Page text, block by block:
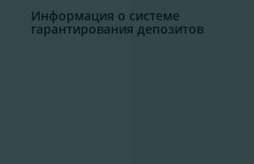
Информация о системе
гарантирования депозитов